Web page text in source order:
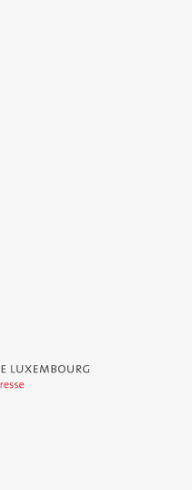
de Luxembourg - Service